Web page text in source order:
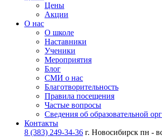
Цены
Акции
О нас
О школе
Наставники
Ученики
Мероприятия
Блог
СМИ о нас
Благотворительность
Правила посещения
Частые вопросы
Сведения об образовательной
Контакты
8 (383) 249-34-36 г. Новосибирск пн -